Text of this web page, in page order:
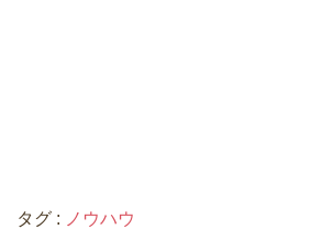
タグ : ノウハウ